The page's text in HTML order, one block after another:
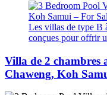
Les villas de type B
conçues pour offrir
Villa de 2 chambres
Chaweng, Koh